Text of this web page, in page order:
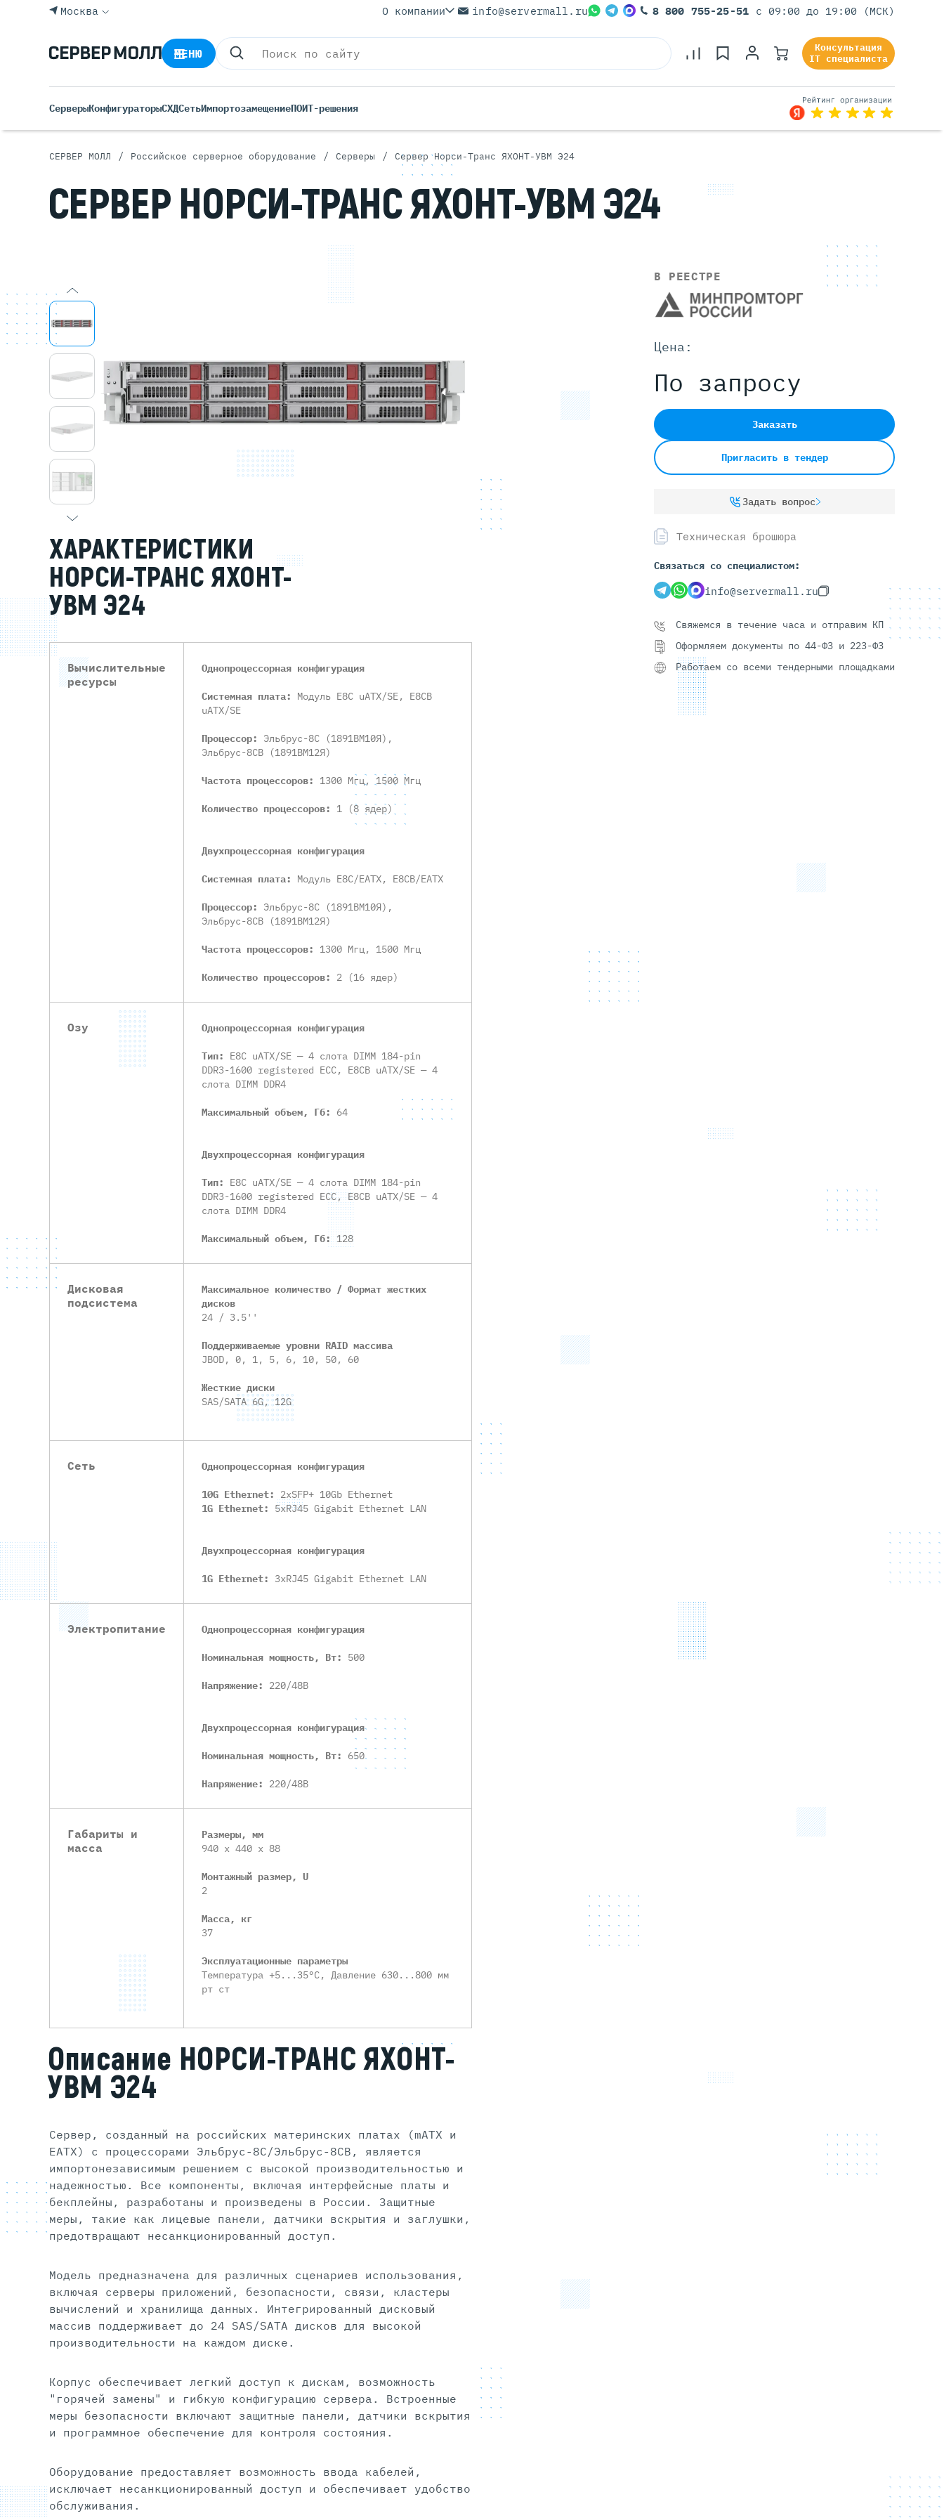
Rack Серверы
Tower Серверы
Б/У Серверы (Refurbished)
Blade Серверы
Серверы Lenovo
Серверы XFusion
Серверы Для 1С
Серверы Для Видеонаблюдения
Серверы DELL
DELL G17
DELL G16
DELL G15
HPE Gen10 Plus
С GPU NVIDIA
С GPU AMD
С GPU Huawei Ascend
С 2 GPU
С 4 GPU
С 8 GPU
Москва О компании info@servermall.ru 8 800 755-25-51 с 09:00 до 19:00 (МСК)
МЕНЮ
Консультация
IT специалиста
СерверыКонфигураторыСХДСетьИмпортозамещениеПОИТ-решения
СЕРВЕР МОЛЛ / Российское серверное оборудование / Серверы / Сервер Норси-Транс ЯХОНТ-УВМ Э24
СЕРВЕР НОРСИ-ТРАНС ЯХОНТ-УВМ Э24
ХАРАКТЕРИСТИКИ
НОРСИ-ТРАНС ЯХОНТ-
УВМ Э24
Вычислительные
ресурсы
Однопроцессорная конфигурация
Системная плата: Модуль E8C uATX/SE, E8CB
uATX/SE
Процессор: Эльбрус-8С (1891ВМ10Я),
Эльбрус-8СВ (1891ВМ12Я)
Частота процессоров: 1300 Мгц, 1500 Мгц
Количество процессоров: 1 (8 ядер)
Двухпроцессорная конфигурация
Системная плата: Модуль E8C/EATX, E8CB/EATX
Процессор: Эльбрус-8С (1891ВМ10Я),
Эльбрус-8СВ (1891ВМ12Я)
Частота процессоров: 1300 Мгц, 1500 Мгц
Количество процессоров: 2 (16 ядер)
Озу Однопроцессорная конфигурация
Тип: E8C uATX/SE — 4 слота DIMM 184-pin
DDR3-1600 registered ECC, E8CВ uATX/SE — 4
слота DIMM DDR4
Максимальный объем, Гб: 64
Двухпроцессорная конфигурация
Тип: E8C uATX/SE — 4 слота DIMM 184-pin
DDR3-1600 registered ECC, E8CВ uATX/SE — 4
слота DIMM DDR4
Максимальный объем, Гб:128
Дисковая
подсистема
Максимальное количество / Формат жестких
дисков
24 / 3.5''
Поддерживаемые уровни RAID массива
JBOD, 0, 1, 5, 6, 10, 50, 60
Жесткие диски
SAS/SATA 6G, 12G
Сеть Однопроцессорная конфигурация
10G Ethernet: 2хSFP+ 10Gb Ethernet
1G Ethernet: 5xRJ45 Gigabit Ethernet LAN
Двухпроцессорная конфигурация
1G Ethernet: 3xRJ45 Gigabit Ethernet LAN
Электропитание Однопроцессорная конфигурация
Номинальная мощность, Вт: 500
Напряжение: 220/48B
Двухпроцессорная конфигурация
Номинальная мощность, Вт: 650
Напряжение: 220/48B
Габариты и
масса
Размеры, мм
940 x 440 x 88
Монтажный размер, U
2
Масса, кг
37
Эксплуатационные параметры
Температура +5...35°C, Давление 630...800 мм
рт ст
Описание НОРСИ-ТРАНС ЯХОНТ-
УВМ Э24
Сервер, созданный на российских материнских платах (mATX и
EATX) с процессорами Эльбрус-8С/Эльбрус-8СВ, является
импортонезависимым решением с высокой производительностью и
надежностью. Все компоненты, включая интерфейсные платы и
бекплейны, разработаны и произведены в России. Защитные
меры, такие как лицевые панели, датчики вскрытия и заглушки,
предотвращают несанкционированный доступ.
Модель предназначена для различных сценариев использования,
включая серверы приложений, безопасности, связи, кластеры
вычислений и хранилища данных. Интегрированный дисковый
массив поддерживает до 24 SAS/SATA дисков для высокой
производительности на каждом диске.
Корпус обеспечивает легкий доступ к дискам, возможность
"горячей замены" и гибкую конфигурацию сервера. Встроенные
меры безопасности включают защитные панели, датчики вскрытия
и программное обеспечение для контроля состояния.
Оборудование предоставляет возможность ввода кабелей,
исключает несанкционированный доступ и обеспечивает удобство
обслуживания.
В РЕЕСТРЕ
Цена:
По запросу
Заказать
Пригласить в тендер
Задать вопрос
Техническая брошюра
Связаться со специалистом:
info@servermall.ru
Свяжемся в течение часа и отправим КП
Оформляем документы по 44-ФЗ и 223-ФЗ
Работаем со всеми тендерными площадками